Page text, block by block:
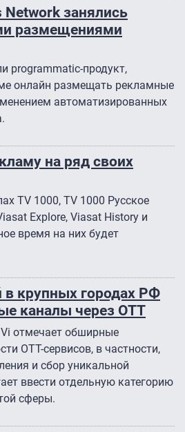
занялись
размещениями
programmatic-продукт,
онлайн размещать рекламные
автоматизированных
на ряд своих
TV 1000, TV 1000 Русское
Explore, Viasat History и
время на них будет
в крупных городах РФ
каналы через OTT
отмечает обширные
OTT-сервисов, в частности,
и сбор уникальной
ввести отдельную категорию
сферы.